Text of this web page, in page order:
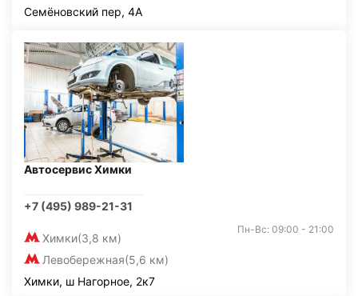
Семёновский пер, 4А
Автосервис Химки
+7 (495) 989-21-31
Химки(3,8 км)
Левобережная(5,6 км)
Пн-Вс: 09:00 - 21:00
Химки, ш Нагорное, 2к7